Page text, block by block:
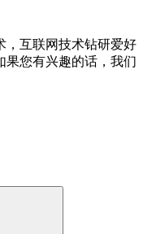
，互联网技术钻研爱好
果您有兴趣的话，我们